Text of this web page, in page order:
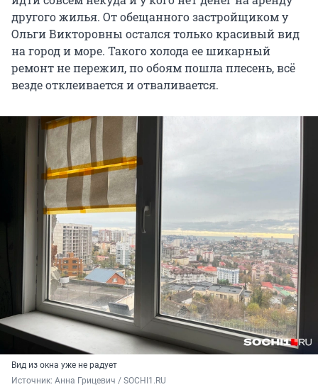
другого жилья. От обещанного застройщиком у
Ольги Викторовны остался только красивый вид
на город и море. Такого холода ее шикарный
ремонт не пережил, по обоям пошла плесень, всё
везде отклеивается и отваливается.
Вид из окна уже не радует
Источник: Анна Грицевич / SOCHI1.RU